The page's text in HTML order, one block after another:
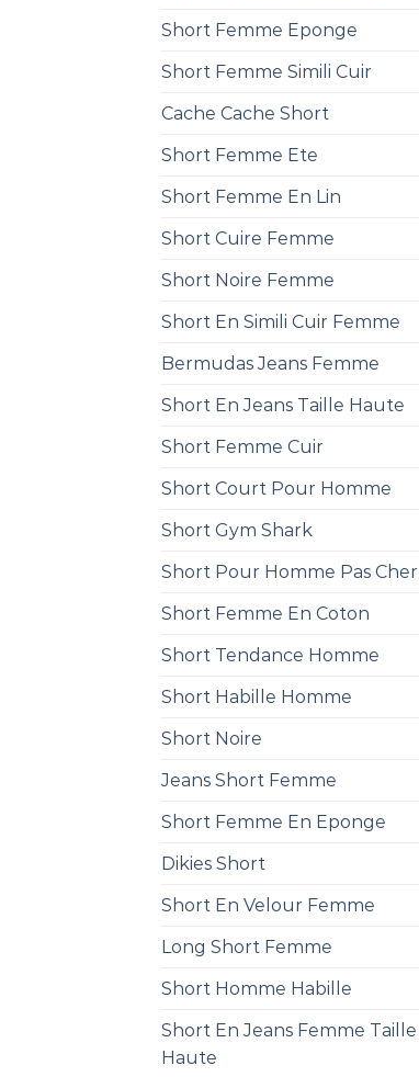
Short Femme Eponge
Short Femme Simili Cuir
Cache Cache Short
Short Femme Ete
Short Femme En Lin
Short Cuire Femme
Short Noire Femme
Short En Simili Cuir Femme
Bermudas Jeans Femme
Short En Jeans Taille Haute
Short Femme Cuir
Short Court Pour Homme
Short Gym Shark
Short Pour Homme Pas Cher
Short Femme En Coton
Short Tendance Homme
Short Habille Homme
Short Noire
Jeans Short Femme
Short Femme En Eponge
Dikies Short
Short En Velour Femme
Long Short Femme
Short Homme Habille
Short En Jeans Femme Taille
Haute